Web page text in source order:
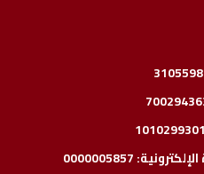
1010299301
0000005857